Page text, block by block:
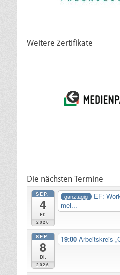
Weitere Zertifikate
Die nächsten Termine
SEP.
4
Fr.
2026
ganztägig
EF:
mei...
SEP.
8
Di.
2026
19:00 Arbeitskreis